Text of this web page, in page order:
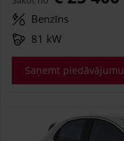
Benzīns
81 kW
Saņemt piedāvājumu